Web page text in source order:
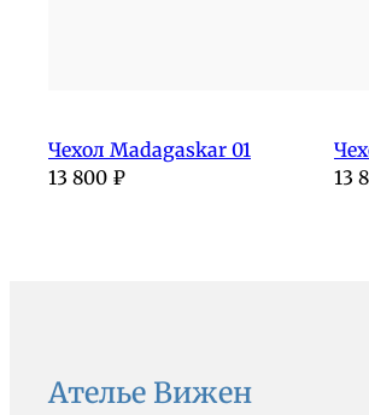
Чехол Madagaskar 01
13 800 ₽
13
Ателье Вижен